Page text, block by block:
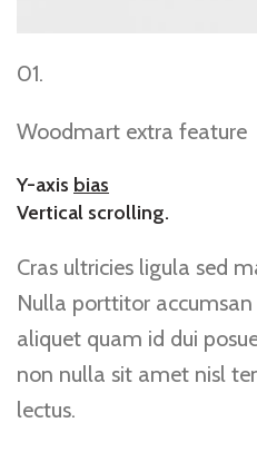
01.
Woodmart extra feature
Y-axis bias
Vertical scrolling.
Cras ultricies ligula sed
Nulla porttitor
aliquet quam id dui
non nulla sit amet nisl
lectus.